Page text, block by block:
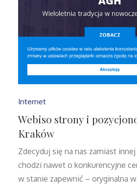
Internet
Webiso strony i
Kraków
Zdecyduj się na nas zamiast
chodzi nawet o konkurencyjne
w stanie zapewnić – oryginalna